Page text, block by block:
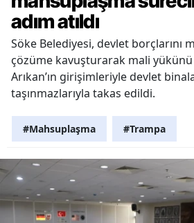
adım atıldı
Söke Belediyesi, devlet borçlarını
çözüme kavuşturarak mali
Arıkan’ın girişimleriyle devlet
taşınmazlarıyla takas edildi.
#Mahsuplaşma #Trampa